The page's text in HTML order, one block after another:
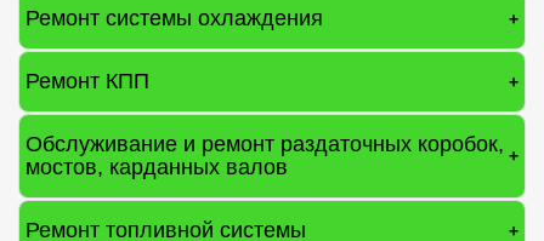
Ремонт системы охлаждения +
Ремонт КПП +
Обслуживание и ремонт раздаточных коробок,
мостов, карданных валов
+
Ремонт топливной системы +